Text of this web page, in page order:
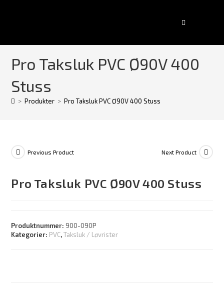
Pro Taksluk PVC Ø90V 400
Stuss
> Produkter > Pro Taksluk PVC Ø90V 400 Stuss
Previous Product Next Product
Pro Taksluk PVC Ø90V 400 Stuss
Produktnummer: 900-090P
Kategorier: PVC,Taksluk / Løvrister